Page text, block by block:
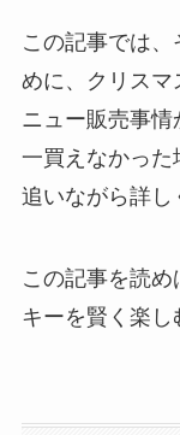
この記事では
めに、クリスマ
ニュー販売事
一買えなかった
追いながら詳し
この記事を読
キーを賢く楽し